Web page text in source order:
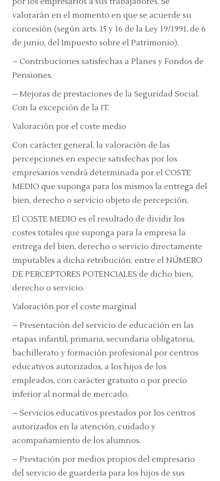
valorarán en el momento en que se acuerde su
concesión (según arts. 15 y 16 de la Ley 19/1991, de 6
de junio, del Impuesto sobre el Patrimonio).
– Contribuciones satisfechas a Planes y Fondos de
Pensiones.
– Mejoras de prestaciones de la Seguridad Social.
Con la excepción de la IT.
Valoración por el coste medio
Con carácter general, la valoración de las
percepciones en especie satisfechas por los
empresarios vendrá determinada por el COSTE
MEDIO que suponga para los mismos la entrega del
bien, derecho o servicio objeto de percepción.
El COSTE MEDIO es el resultado de dividir los
costes totales que suponga para la empresa la
entrega del bien, derecho o servicio directamente
imputables a dicha retribución, entre el NÚMERO
DE PERCEPTORES POTENCIALES de dicho bien,
derecho o servicio.
Valoración por el coste marginal
– Presentación del servicio de educación en las
etapas infantil, primaria, secundaria obligatoria,
bachillerato y formación profesional por centros
educativos autorizados, a los hijos de los
empleados, con carácter gratuito o por precio
inferior al normal de mercado.
– Servicios educativos prestados por los centros
autorizados en la atención, cuidado y
acompañamiento de los alumnos.
– Prestación por medios propios del empresario
del servicio de guardería para los hijos de sus